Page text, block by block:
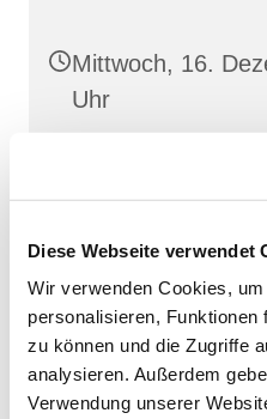
Diese Webseite verwendet
Wir verwenden Cookies,
personalisieren, Funktionen
zu können und die Zugriffe
analysieren. Außerdem
Verwendung unserer
Mittwoch, 16.
Uhr
St. Josef,
3A, 18437